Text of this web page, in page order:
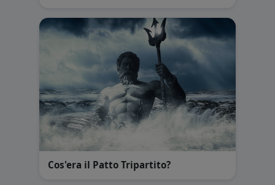
Cos'era il Patto Tripartito?